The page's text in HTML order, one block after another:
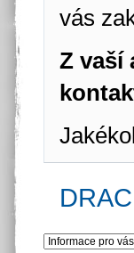
vás
Z vaší